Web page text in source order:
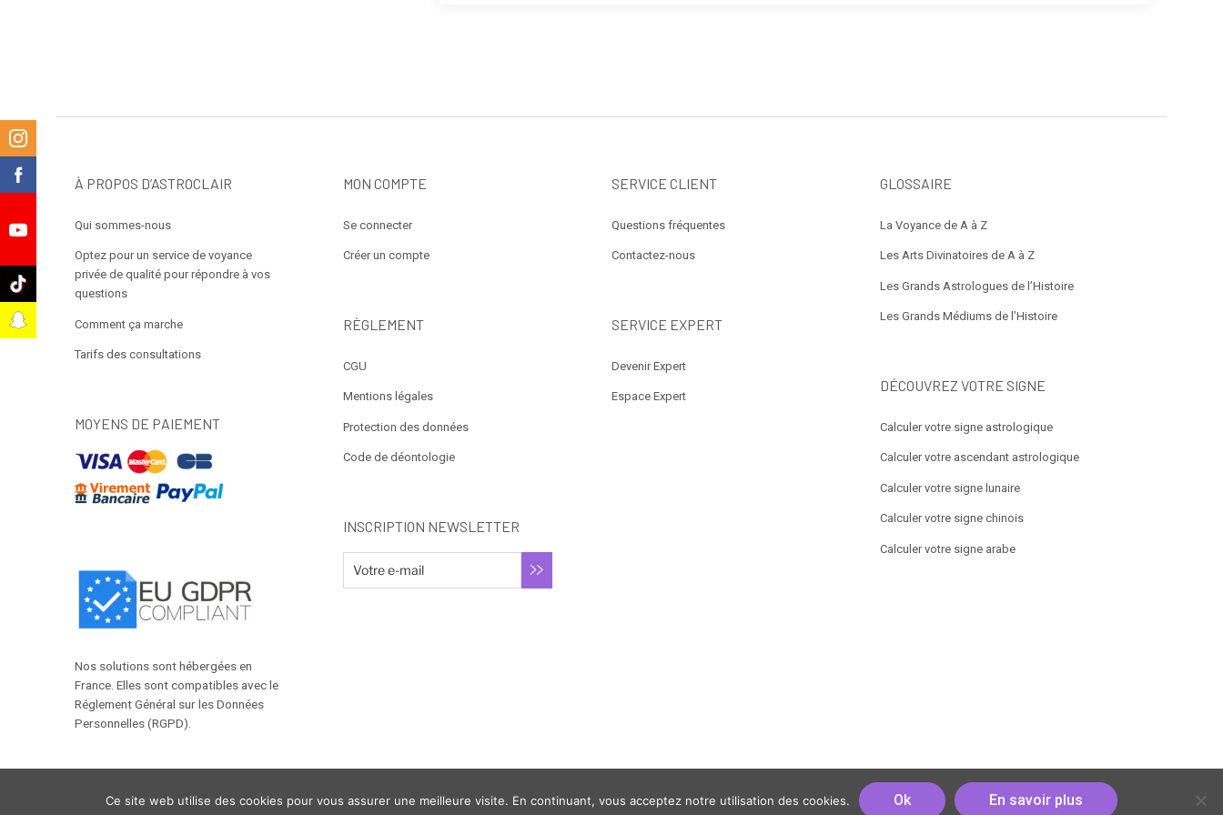
À PROPOS D’ASTROCLAIR
Qui sommes-nous
Optez pour un service de voyance
privée de qualité pour répondre à vos
questions
Comment ça marche
Tarifs des consultations
MOYENS DE PAIEMENT
Nos solutions sont hébergées en
France. Elles sont compatibles avec le
Réglement Général sur les Données
Personnelles (RGPD).
MON COMPTE
Se connecter
Créer un compte
RÈGLEMENT
CGU
Mentions légales
Protection des données
Code de déontologie
INSCRIPTION NEWSLETTER
SERVICE CLIENT
Questions fréquentes
Contactez-nous
SERVICE EXPERT
Devenir Expert
Espace Expert
GLOSSAIRE
La Voyance de A à Z
Les Arts Divinatoires de A à Z
Les Grands Astrologues de l’Histoire
Les Grands Médiums de l’Histoire
DÉCOUVREZ VOTRE SIGNE
Calculer votre signe astrologique
Calculer votre ascendant astrologique
Calculer votre signe lunaire
Calculer votre signe chinois
Calculer votre signe arabe
Ce site web utilise des cookies pour vous assurer une meilleure visite. En continuant, vous acceptez notre utilisation des cookies. Ok En savoir plus